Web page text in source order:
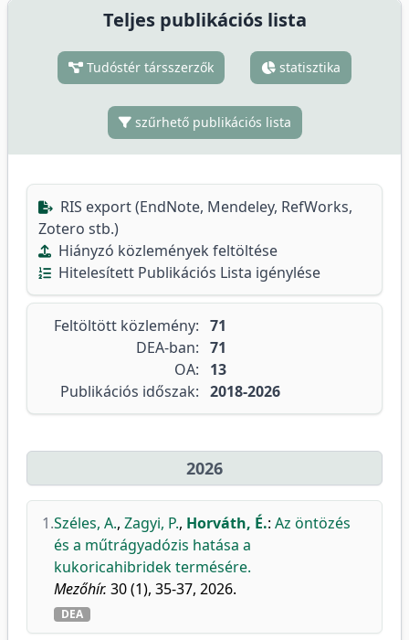
Teljes publikációs lista
Tudóstér társszerzők statisztika
szűrhető publikációs lista
RIS export (EndNote, Mendeley, RefWorks,
Zotero stb.)
Hiányzó közlemények feltöltése
Hitelesített Publikációs Lista igénylése
Feltöltött közlemény: 71
DEA-ban: 71
OA:
13
Publikációs időszak: 2018-2026
2026
1.Széles, A., Zagyi, P., Horváth, É.: Az öntözés
és a műtrágyadózis hatása a
kukoricahibridek termésére.
Mezőhír. 30 (1), 35-37, 2026.
DEA